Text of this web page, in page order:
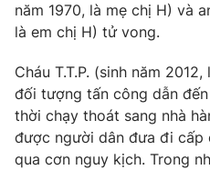
Liên hệ tòa soạn
THỜI BÁO VTV
năm 1970, là mẹ chị H) và
là em chị H) tử vong.
Cháu T.T.P. (sinh năm
đối tượng tấn công dẫn
thời chạy thoát sang nhà
được người dân đưa đi cấp
qua cơn nguy kịch. Trong